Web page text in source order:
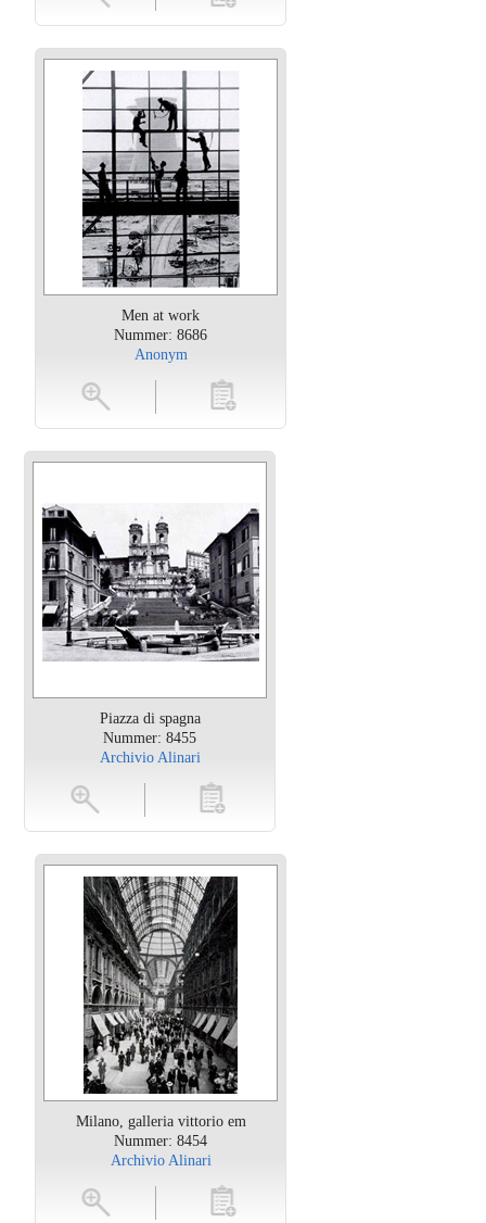
Men at work
Nummer: 8686
Anonym
toevoegen
Piazza di spagna
Nummer: 8455
Archivio Alinari
toevoegen
Milano, galleria vittorio em
Nummer: 8454
Archivio Alinari
toevoegen